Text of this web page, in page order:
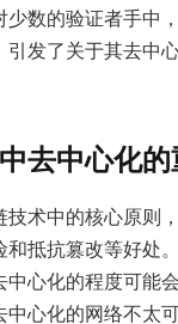
少数的验证者手中
引发了关于其去中
去中心化
技术中的核心原则
和抵抗篡改等好处
中心化的程度可能
中心化的网络不太